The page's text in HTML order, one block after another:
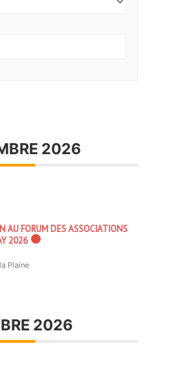
2026
AU FORUM DES ASSOCIATIONS
2026
Plaine
2026